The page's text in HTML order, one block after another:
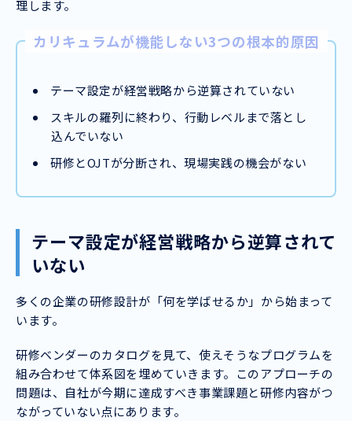
理します。
カリキュラムが機能しない3つの根本的原因
テーマ設定が経営戦略から逆算されていない
スキルの羅列に終わり、行動レベルまで落とし
込んでいない
研修とOJTが分断され、現場実践の機会がない
テーマ設定が経営戦略から逆算されて
いない
多くの企業の研修設計が「何を学ばせるか」から始まって
います。
研修ベンダーのカタログを見て、使えそうなプログラムを
組み合わせて体系図を埋めていきます。このアプローチの
問題は、自社が今期に達成すべき事業課題と研修内容がつ
ながっていない点にあります。